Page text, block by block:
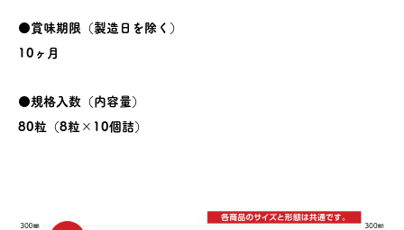
●賞味期限（製造日を除く）
10ヶ月
●規格入数（内容量）
80粒（8粒×10個詰）